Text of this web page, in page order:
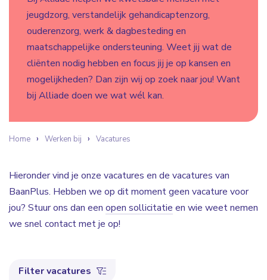
jeugdzorg, verstandelijk gehandicaptenzorg,
ouderenzorg, werk & dagbesteding en
maatschappelijke ondersteuning. Weet jij wat de
cliënten nodig hebben en focus jij je op kansen en
mogelijkheden? Dan zijn wij op zoek naar jou! Want
bij Alliade doen we wat wél kan.
Home Werken bij Vacatures
Hieronder vind je onze vacatures en de vacatures van
BaanPlus. Hebben we op dit moment geen vacature voor
jou? Stuur ons dan een open sollicitatie en wie weet nemen
we snel contact met je op!
Filter vacatures